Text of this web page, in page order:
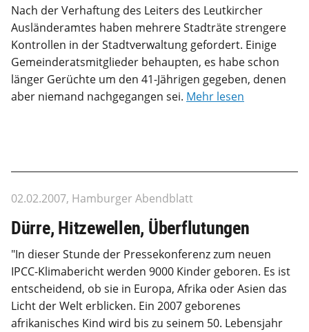
Nach der Verhaftung des Leiters des Leutkircher
Ausländeramtes haben mehrere Stadträte strengere
Kontrollen in der Stadtverwaltung gefordert. Einige
Gemeinderatsmitglieder behaupten, es habe schon
länger Gerüchte um den 41-Jährigen gegeben, denen
aber niemand nachgegangen sei. Mehr lesen
02.02.2007, Hamburger Abendblatt
Dürre, Hitzewellen, Überflutungen
"In dieser Stunde der Pressekonferenz zum neuen
IPCC-Klimabericht werden 9000 Kinder geboren. Es ist
entscheidend, ob sie in Europa, Afrika oder Asien das
Licht der Welt erblicken. Ein 2007 geborenes
afrikanisches Kind wird bis zu seinem 50. Lebensjahr